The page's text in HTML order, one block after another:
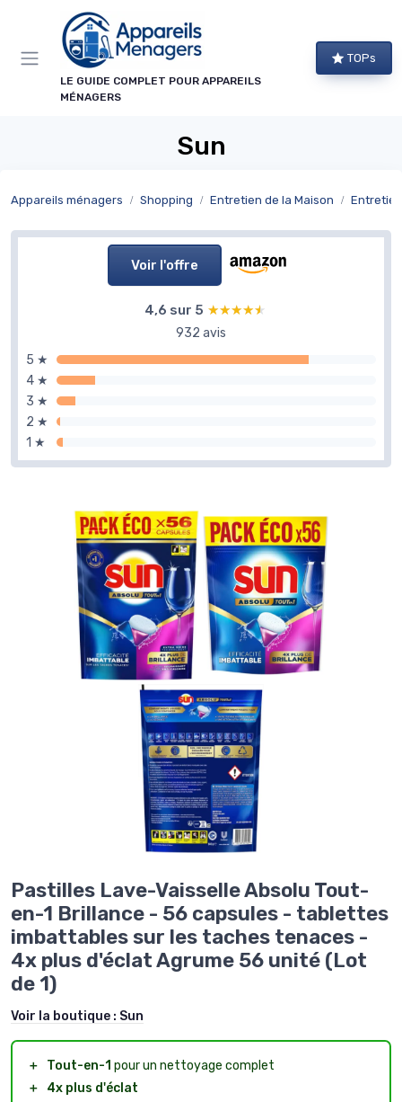
LE GUIDE COMPLET POUR APPAREILS
MÉNAGERS
TOPs
Sun
Appareils ménagers Shopping Entretien de la Maison
Voir l'offre
4,6 sur 5 ★★★★★
★★★★★
932 avis
5 ★
4 ★
3 ★
2 ★
1 ★
Pastilles Lave-Vaisselle Absolu Tout-
en-1 Brillance - 56 capsules - tablettes
imbattables sur les taches tenaces -
4x plus d'éclat Agrume 56 unité (Lot
de 1)
Voir la boutique : Sun
＋ Tout-en-1 pour un nettoyage complet
＋
4x plus d'éclat
Panneau de gestion des cookies